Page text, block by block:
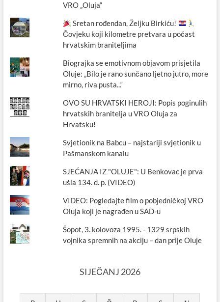
VRO „Oluja“
Sretan rođendan, Željku Birkiću!
Čovjeku koji kilometre pretvara u počast
hrvatskim braniteljima
Biograjka se emotivnom objavom prisjetila
Oluje: „Bilo je rano sunčano ljetno jutro, more
mirno, riva pusta...“
OVO SU HRVATSKI HEROJI: Popis poginulih
hrvatskih branitelja u VRO Oluja za
Hrvatsku!
Svjetionik na Babcu – najstariji svjetionik u
Pašmanskom kanalu
SJEĆANJA IZ "OLUJE": U Benkovac je prva
ušla 134. d. p. (VIDEO)
VIDEO: Pogledajte film o pobjedničkoj VRO
Oluja koji je nagrađen u SAD-u
Šopot, 3. kolovoza 1995. - 1329 srpskih
vojnika spremnih na akciju – dan prije Oluje
SIJEČANJ 2026